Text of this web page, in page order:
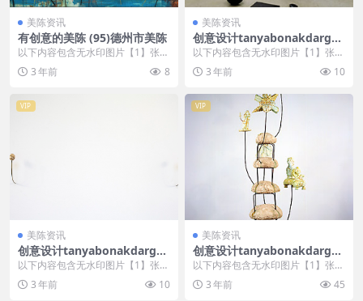
美陈资讯
有创意的美陈 (95)德州市美陈
以下内容包含无水印图片【1】张
，开通会员无障碍浏览 开通VIP会
员 3 年前 8
美陈资讯
创意设计tanyabonakdargall
ery美陈创意 (1468)
以下内容包含无水印图片【1】张
，开通会员无障碍浏览 开通VIP会
员 3 年前 10
VIP
美陈资讯
创意设计tanyabonakdargall
ery美陈创意 (2805)
以下内容包含无水印图片【1】张
，开通会员无障碍浏览 开通VIP会
员 3 年前 10
VIP
美陈资讯
创意设计tanyabonakdargall
ery美陈创意 (1585)
以下内容包含无水印图片【1】张
，开通会员无障碍浏览 开通VIP会
员 3 年前 45